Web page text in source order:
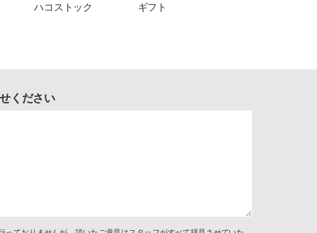
ハコストック ギフト
ください